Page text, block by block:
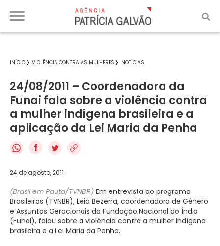
INÍCIO VIOLÊNCIA CONTRA AS MULHERES NOTÍCIAS
24/08/2011 – Coordenadora da
Funai fala sobre a violência contra
a mulher indígena brasileira e a
aplicação da Lei Maria da Penha
f
24 de agosto, 2011
(Brasil em Pauta/TVNBR) Em entrevista ao programa
Brasileiras (TVNBR), Leia Bezerra, coordenadora de Gênero
e Assuntos Geracionais da Fundação Nacional do Índio
(Funai), falou sobre a violência contra a mulher indígena
brasileira e a Lei Maria da Penha.